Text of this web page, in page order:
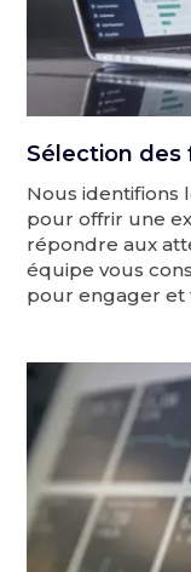
Sélection
Nous identifions
pour offrir une
répondre aux
équipe vous
pour engager et